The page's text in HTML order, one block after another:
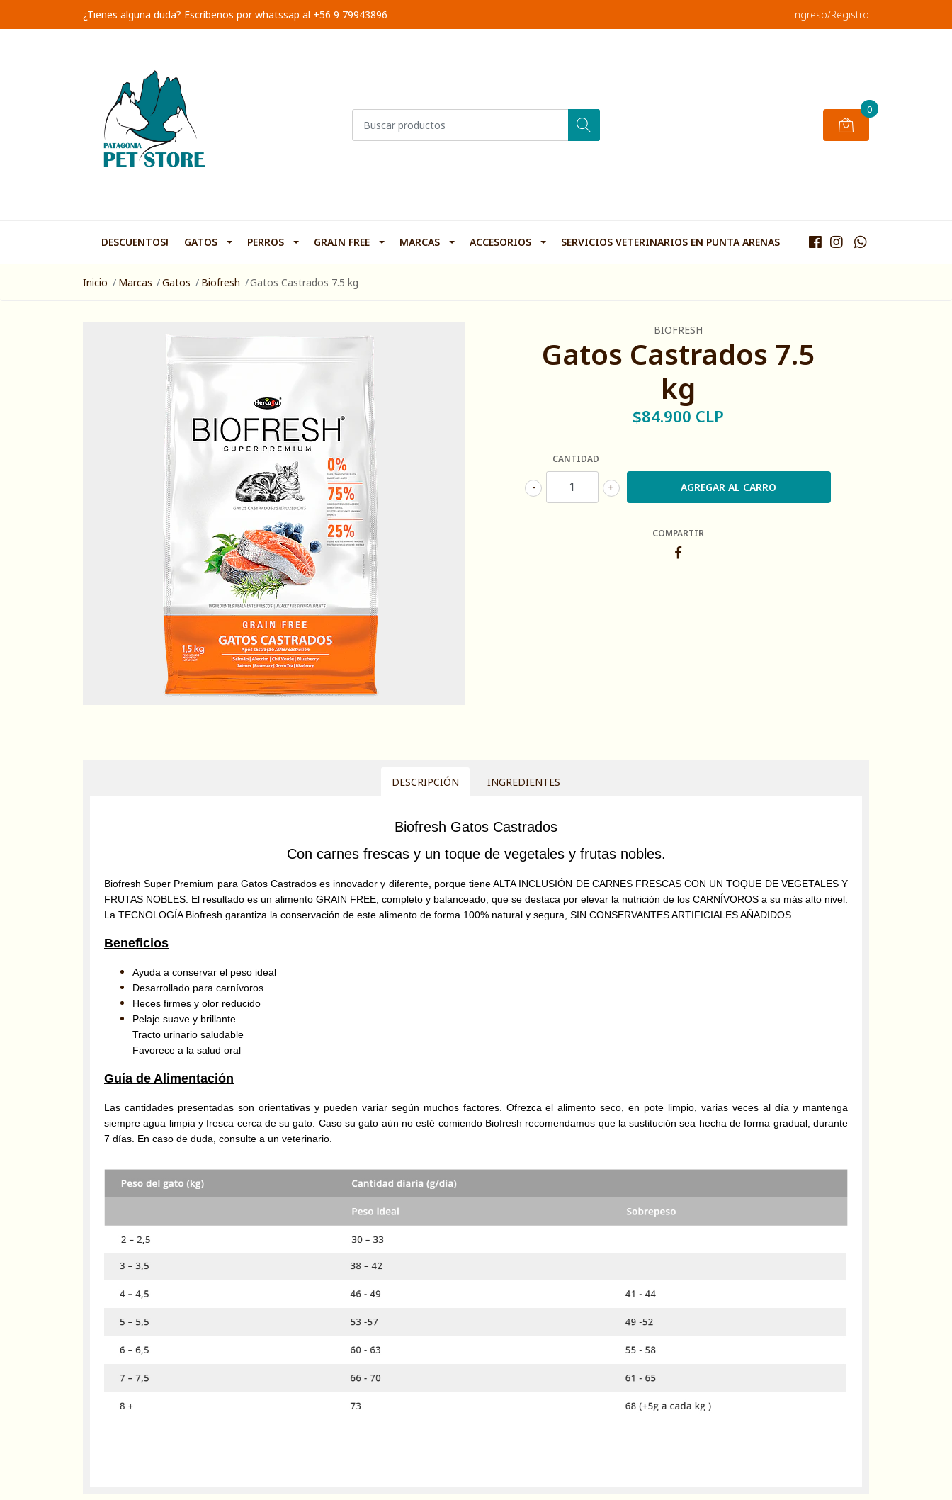
¿Tienes alguna duda? Escríbenos por whatssap al +56 9 79943896 Ingreso/Registro
0
DESCUENTOS! GATOS PERROS GRAIN FREE MARCAS ACCESORIOS SERVICIOS VETERINARIOS EN PUNTA ARENAS
Inicio Marcas Gatos Biofresh Gatos Castrados 7.5 kg
BIOFRESH
Gatos Castrados 7.5
kg
$84.900 CLP
CANTIDAD
+
-
COMPARTIR
DESCRIPCIÓN INGREDIENTES
Biofresh Gatos Castrados
Con carnes frescas y un toque de vegetales y frutas nobles.
Biofresh Super Premium para Gatos Castrados es innovador y diferente, porque tiene ALTA INCLUSIÓN DE CARNES FRESCAS CON UN TOQUE DE VEGETALES Y
FRUTAS NOBLES. El resultado es un alimento GRAIN FREE, completo y balanceado, que se destaca por elevar la nutrición de los CARNÍVOROS a su más alto nivel.
La TECNOLOGÍA Biofresh garantiza la conservación de este alimento de forma 100% natural y segura, SIN CONSERVANTES ARTIFICIALES AÑADIDOS.
Beneficios
Ayuda a conservar el peso ideal
Desarrollado para carnívoros
Heces firmes y olor reducido
Pelaje suave y brillante
Tracto urinario saludable
Favorece a la salud oral
Guía de Alimentación
Las cantidades presentadas son orientativas y pueden variar según muchos factores. Ofrezca el alimento seco, en pote limpio, varias veces al día y mantenga
siempre agua limpia y fresca cerca de su gato. Caso su gato aún no esté comiendo Biofresh recomendamos que la sustitución sea hecha de forma gradual, durante
7 días. En caso de duda, consulte a un veterinario.